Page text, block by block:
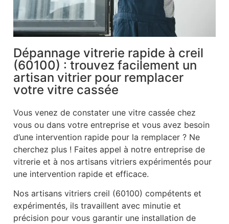
Dépannage vitrerie rapide à creil
(60100) : trouvez facilement un
artisan vitrier pour remplacer
votre vitre cassée
Vous venez de constater une vitre cassée chez
vous ou dans votre entreprise et vous avez besoin
d’une intervention rapide pour la remplacer ? Ne
cherchez plus ! Faites appel à notre entreprise de
vitrerie et à nos artisans vitriers expérimentés pour
une intervention rapide et efficace.
Nos artisans vitriers creil (60100) compétents et
expérimentés, ils travaillent avec minutie et
précision pour vous garantir une installation de